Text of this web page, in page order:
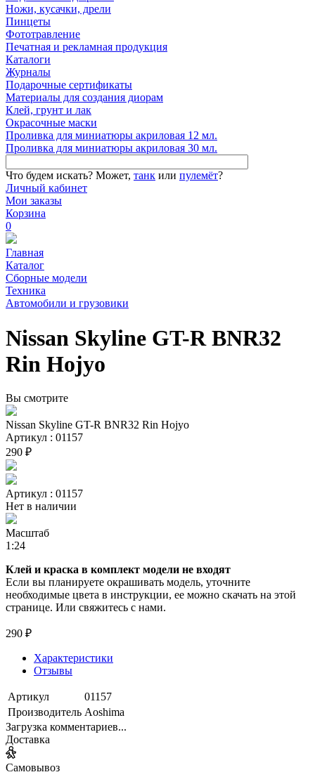
Ножи, кусачки, дрели
Пинцеты
Фототравление
Печатная и рекламная продукция
Каталоги
Журналы
Подарочные сертификаты
Материалы для создания диорам
Клей, грунт и лак
Окрасочные маски
Проливка для миниатюры акриловая 12 мл.
Проливка для миниатюры акриловая 30 мл.
Что будем искать? Может, танк или пулемёт?
Личный кабинет
Мои заказы
Корзина
0
Главная
Каталог
Сборные модели
Техника
Автомобили и грузовики
Nissan Skyline GT-R BNR32
Rin Hojyo
Вы смотрите
Nissan Skyline GT-R BNR32 Rin Hojyo
Артикул : 01157
290 ₽
Артикул : 01157
Нет в наличии
Масштаб
1:24
Клей и краска в комплект модели не входят
Если вы планируете окрашивать модель, уточните
необходимые цвета в инструкции, ее можно скачать на этой
странице. Или свяжитесь с нами.
290 ₽
Характеристики
Отзывы
Артикул
01157
Производитель Aoshima
Загрузка комментариев...
Доставка
Самовывоз